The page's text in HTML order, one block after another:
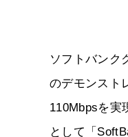
ソフトバンク
のデモンスト
110Mbpsを実
として「